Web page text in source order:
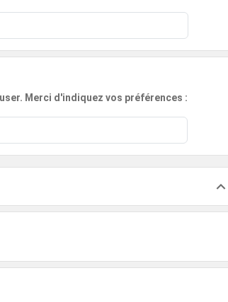
Merci d'indiquez vos préférences :